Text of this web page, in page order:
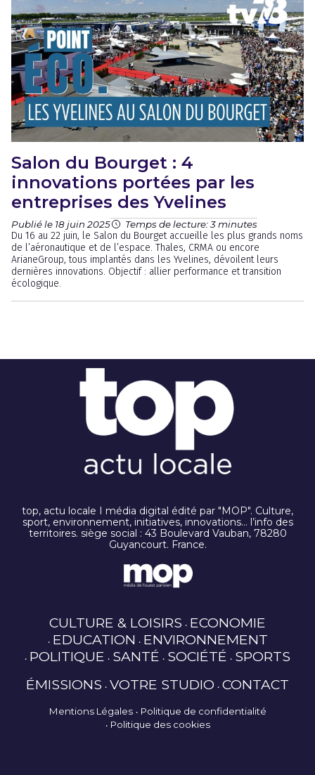
Salon du Bourget : 4
innovations portées par les
entreprises des Yvelines
Publié le 18 juin 2025 Temps de lecture: 3 minutes
Du 16 au 22 juin, le Salon du Bourget accueille les plus grands noms
de l’aéronautique et de l’espace. Thales, CRMA ou encore
ArianeGroup, tous implantés dans les Yvelines, dévoilent leurs
dernières innovations. Objectif : allier performance et transition
écologique.
top, actu locale I média digital édité par "MOP". Culture,
sport, environnement, initiatives, innovations… l’info des
territoires. siège social : 43 Boulevard Vauban, 78280
Guyancourt. France.
CULTURE & LOISIRS ECONOMIE
EDUCATION ENVIRONNEMENT
POLITIQUE SANTÉ SOCIÉTÉ SPORTS
ÉMISSIONS VOTRE STUDIO CONTACT
Mentions Légales
Politique de confidentialité
Politique des cookies